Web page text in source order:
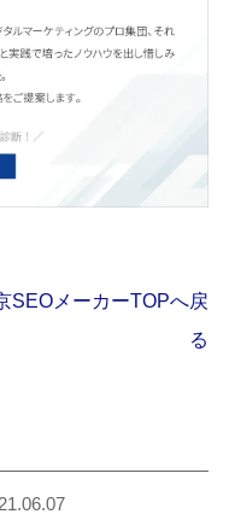
SEOメーカーTOPへ戻
る